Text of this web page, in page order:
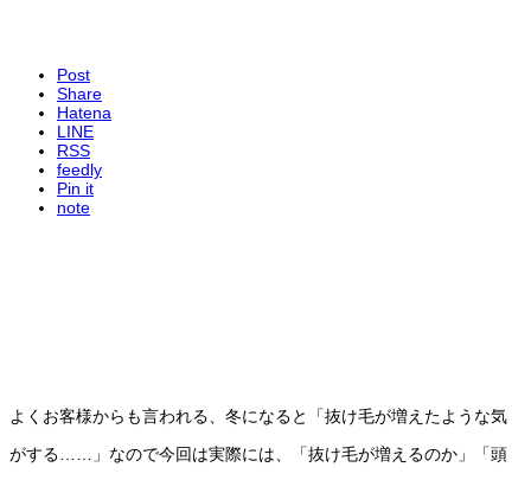
Post
Share
Hatena
LINE
RSS
feedly
Pin it
note
よくお客様からも言われる、冬になると「抜け毛が増えたような気
がする……」なので今回は実際には、「抜け毛が増えるのか」「頭